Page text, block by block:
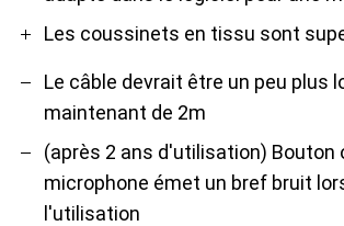
Les coussinets en tissu sont
Le câble devrait être un peu plus
maintenant de 2m
(après 2 ans d'utilisation) Bouton
microphone émet un bref bruit
l'utilisation